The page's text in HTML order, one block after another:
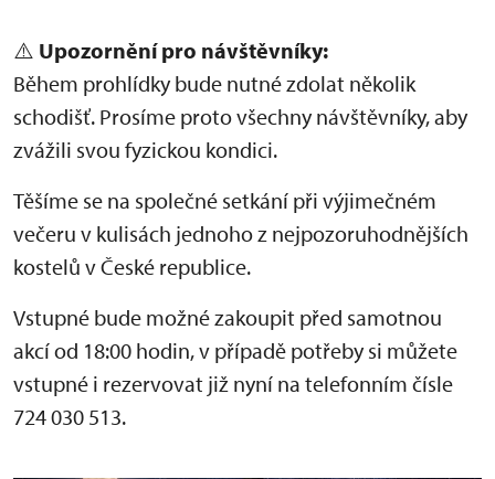
⚠️ Upozornění pro návštěvníky:
Během prohlídky bude nutné zdolat několik
schodišť. Prosíme proto všechny návštěvníky, aby
zvážili svou fyzickou kondici.
Těšíme se na společné setkání při výjimečném
večeru v kulisách jednoho z nejpozoruhodnějších
kostelů v České republice.
Vstupné bude možné zakoupit před samotnou
akcí od 18:00 hodin, v případě potřeby si můžete
vstupné i rezervovat již nyní na telefonním čísle
724 030 513.